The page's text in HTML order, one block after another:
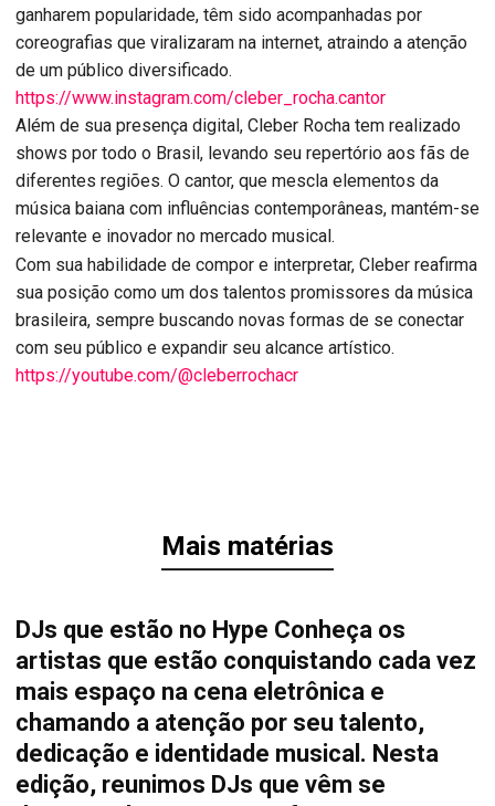
ganharem popularidade, têm sido acompanhadas por
coreografias que viralizaram na internet, atraindo a atenção
de um público diversificado.
https://www.instagram.com/cleber_rocha.cantor
Além de sua presença digital, Cleber Rocha tem realizado
shows por todo o Brasil, levando seu repertório aos fãs de
diferentes regiões. O cantor, que mescla elementos da
música baiana com influências contemporâneas, mantém-se
relevante e inovador no mercado musical.
Com sua habilidade de compor e interpretar, Cleber reafirma
sua posição como um dos talentos promissores da música
brasileira, sempre buscando novas formas de se conectar
com seu público e expandir seu alcance artístico.
https://youtube.com/@cleberrochacr
Mais matérias
DJs que estão no Hype Conheça os
artistas que estão conquistando cada vez
mais espaço na cena eletrônica e
chamando a atenção por seu talento,
dedicação e identidade musical. Nesta
edição, reunimos DJs que vêm se